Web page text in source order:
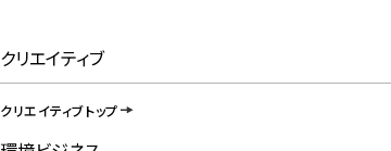
クリエイティブ
クリエイティブトップ